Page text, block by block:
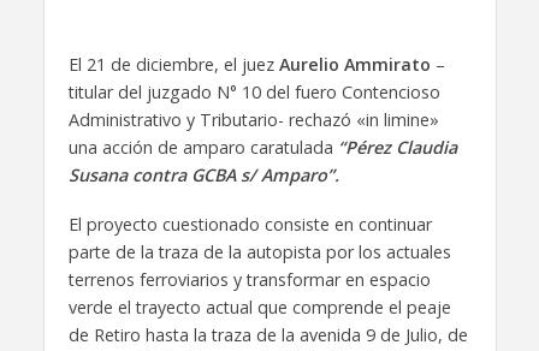
El 21 de diciembre, el juez Aurelio Ammirato –
titular del juzgado N° 10 del fuero Contencioso
Administrativo y Tributario- rechazó «in limine»
una acción de amparo caratulada “Pérez Claudia
Susana contra GCBA s/ Amparo”.
El proyecto cuestionado consiste en continuar
parte de la traza de la autopista por los actuales
terrenos ferroviarios y transformar en espacio
verde el trayecto actual que comprende el peaje
de Retiro hasta la traza de la avenida 9 de Julio, de